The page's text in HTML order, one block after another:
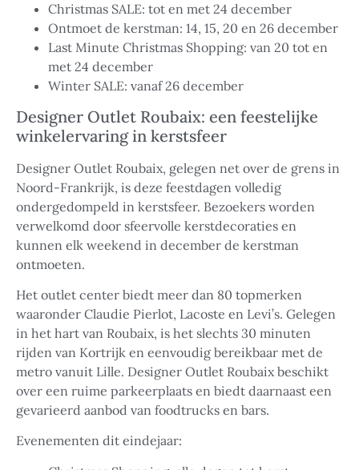
Christmas SALE: tot en met 24 december
Ontmoet de kerstman: 14, 15, 20 en 26 december
Last Minute Christmas Shopping: van 20 tot en
met 24 december
Winter SALE: vanaf 26 december
Designer Outlet Roubaix: een feestelijke
winkelervaring in kerstsfeer
Designer Outlet Roubaix, gelegen net over de grens in
Noord-Frankrijk, is deze feestdagen volledig
ondergedompeld in kerstsfeer. Bezoekers worden
verwelkomd door sfeervolle kerstdecoraties en
kunnen elk weekend in december de kerstman
ontmoeten.
Het outlet center biedt meer dan 80 topmerken
waaronder Claudie Pierlot, Lacoste en Levi’s. Gelegen
in het hart van Roubaix, is het slechts 30 minuten
rijden van Kortrijk en eenvoudig bereikbaar met de
metro vanuit Lille. Designer Outlet Roubaix beschikt
over een ruime parkeerplaats en biedt daarnaast een
gevarieerd aanbod van foodtrucks en bars.
Evenementen dit eindejaar: